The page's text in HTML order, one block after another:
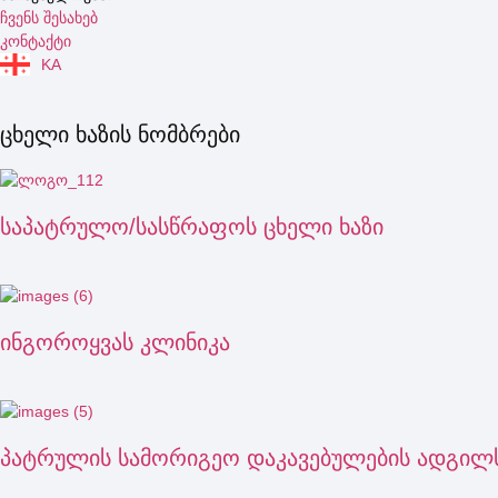
ჩვენს შესახებ
კონტაქტი
KA
ცხელი ხაზის ნომბრები
საპატრულო/სასწრაფოს ცხელი ხაზი
ინგოროყვას კლინიკა
პატრულის სამორიგეო დაკავებულების